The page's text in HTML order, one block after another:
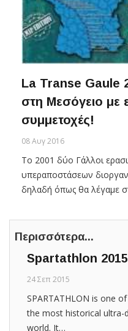
La Transe Gaule
στη Μεσόγειο με
συμμετοχές!
08 Αυγ 2016
Το 2001 δύο Γάλλοι
υπεραποστάσεων
δηλαδή όπως θα λέγαμε
Περισσότερα...
Spartathlon
24 Σεπ 2015
SPARTATHLON is one
the most historical ultra-
world. It…